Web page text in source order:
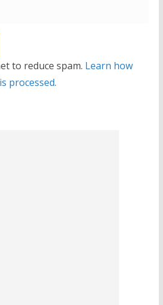
to reduce spam. Learn how
processed.